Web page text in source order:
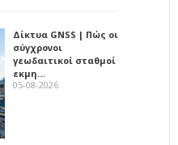
Δίκτυα GNSS | Πώς οι
σύγχρονοι
γεωδαιτικοί σταθμοί
εκμη…
05-08-2026